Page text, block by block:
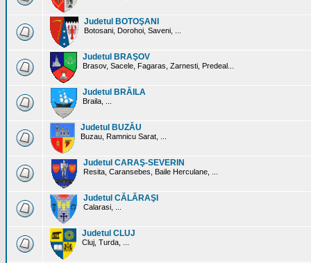
Judetul BOTOŞANI
Botosani, Dorohoi, Saveni, ...
Judetul BRAŞOV
Brasov, Sacele, Fagaras, Zarnesti, Predeal...
Judetul BRĂILA
Braila, ...
Judetul BUZĂU
Buzau, Ramnicu Sarat, ...
Judetul CARAŞ-SEVERIN
Resita, Caransebes, Baile Herculane, ...
Judetul CĂLĂRAŞI
Calarasi, ...
Judetul CLUJ
Cluj, Turda, ...